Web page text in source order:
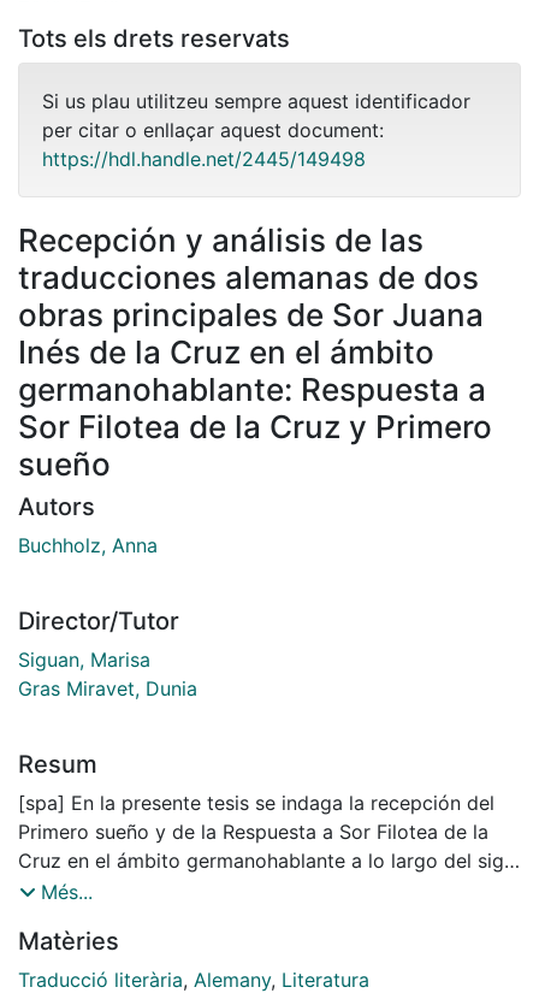
Tots els drets reservats
Si us plau utilitzeu sempre aquest identificador
per citar o enllaçar aquest document:
https://hdl.handle.net/2445/149498
Recepción y análisis de las
traducciones alemanas de dos
obras principales de Sor Juana
Inés de la Cruz en el ámbito
germanohablante: Respuesta a
Sor Filotea de la Cruz y Primero
sueño
Autors
Buchholz, Anna
Director/Tutor
Siguan, Marisa
Gras Miravet, Dunia
Resum
[spa] En la presente tesis se indaga la recepción del
Primero sueño y de la Respuesta a Sor Filotea de la
Cruz en el ámbito germanohablante a lo largo del siglo
XX por medio de las versiones alemanas de estas dos
Mientras que en la primera parte se ofrece una síntesis
del estado de la cuestión y de las líneas de
Més...
Matèries
Traducció literària, Alemany, Literatura